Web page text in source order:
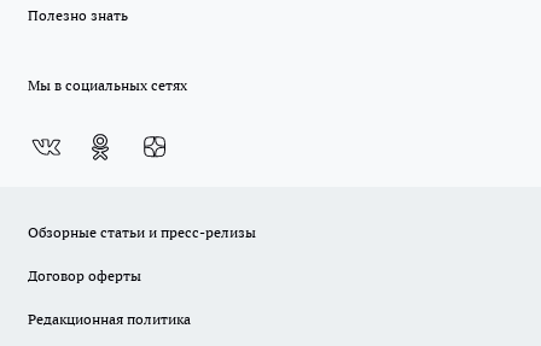
Полезно знать
Мы в социальных сетях
Обзорные статьи и пресс-релизы
Договор оферты
Редакционная политика